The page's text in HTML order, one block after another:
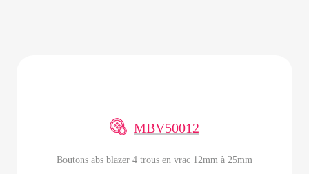
MBV50012
Boutons abs blazer 4 trous en vrac 12mm à 25mm